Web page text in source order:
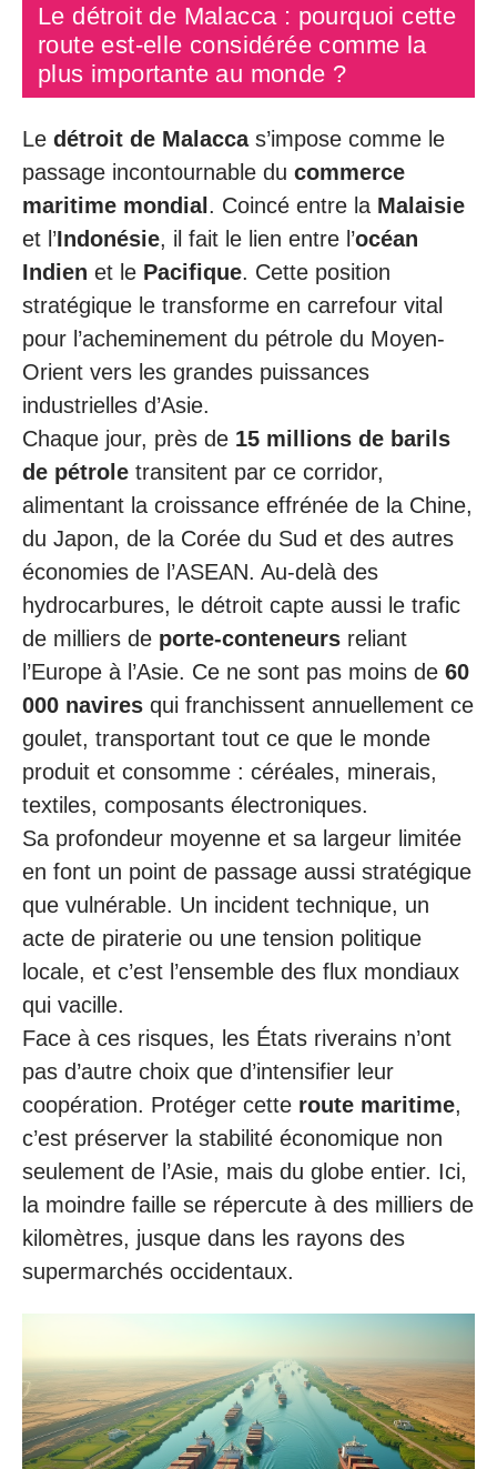
Le détroit de Malacca : pourquoi cette
route est-elle considérée comme la
plus importante au monde ?
Le détroit de Malaccas’impose comme le
passage incontournable du commerce
maritime mondial . Coincé entre la Malaisie
et l’Indonésie, il fait le lien entre l’océan
Indien et le Pacifique. Cette position
stratégique le transforme en carrefour vital
pour l’acheminement du pétrole du Moyen-
Orient vers les grandes puissances
industrielles d’Asie.
Chaque jour, près de 15 millions de barils
de pétrole transitent par ce corridor,
alimentant la croissance effrénée de la Chine,
du Japon, de la Corée du Sud et des autres
économies de l’ASEAN. Au-delà des
hydrocarbures, le détroit capte aussi le trafic
de milliers de porte-conteneurs reliant
l’Europe à l’Asie. Ce ne sont pas moins de 60
000 navires qui franchissent annuellement ce
goulet, transportant tout ce que le monde
produit et consomme : céréales, minerais,
textiles, composants électroniques.
Sa profondeur moyenne et sa largeur limitée
en font un point de passage aussi stratégique
que vulnérable. Un incident technique, un
acte de piraterie ou une tension politique
locale, et c’est l’ensemble des flux mondiaux
qui vacille.
Face à ces risques, les États riverains n’ont
pas d’autre choix que d’intensifier leur
coopération. Protéger cette route maritime,
c’est préserver la stabilité économique non
seulement de l’Asie, mais du globe entier. Ici,
la moindre faille se répercute à des milliers de
kilomètres, jusque dans les rayons des
supermarchés occidentaux.